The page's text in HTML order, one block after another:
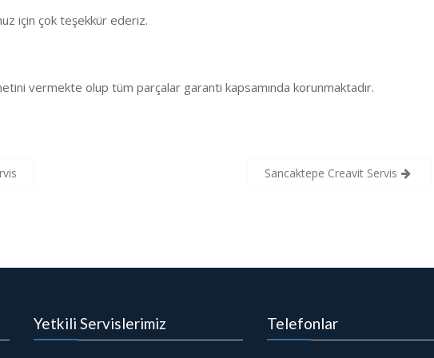
için çok teşekkür ederiz.
vermekte olup tüm parçalar garanti kapsamında korunmaktadır.
Sancaktepe Creavit Servis
Yetkili Servislerimiz Telefonlar